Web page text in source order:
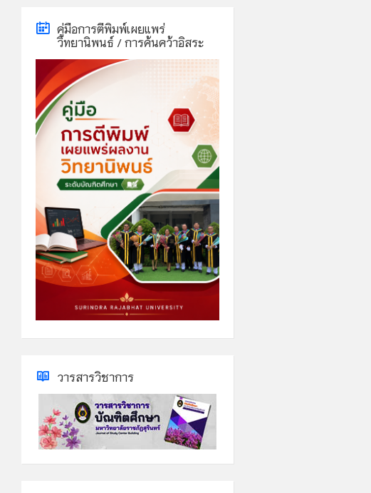
คู่มือการตีพิมพ์เผยแพร่
วิทยานิพนธ์ / การค้นคว้าอิสระ
วารสารวิชาการ